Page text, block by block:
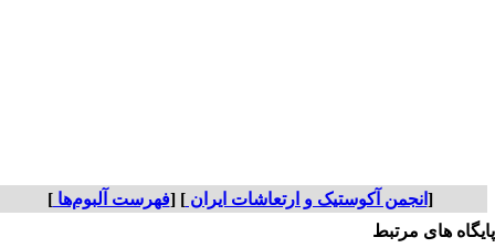
انجمن آکوستیک و ارتعاشات ایران] [فهرست آلبوم‌ها]
های مرتبط